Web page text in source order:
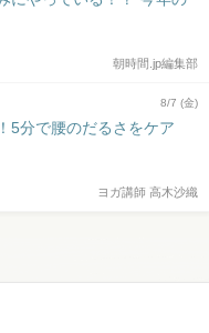
朝時間.jp編集部
8/7 (金)
5分で腰のだるさをケア
ヨガ講師 高木沙織